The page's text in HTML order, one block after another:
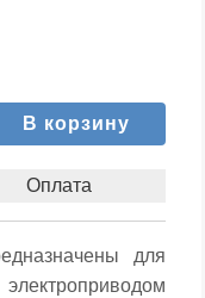
В корзину
Оплата
для